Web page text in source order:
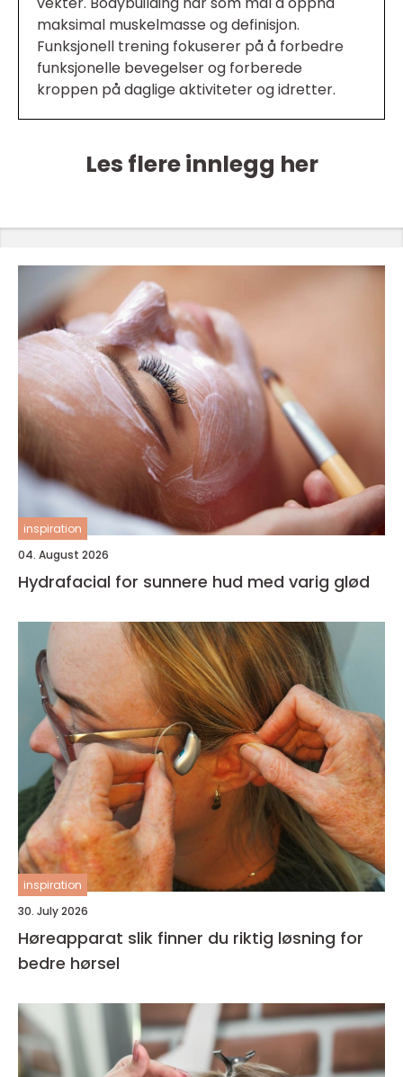
maksimal muskelmasse og definisjon.
Funksjonell trening fokuserer på å forbedre
funksjonelle bevegelser og forberede
kroppen på daglige aktiviteter og idretter.
Les flere innlegg her
inspiration
04. August 2026
Hydrafacial for sunnere hud med varig glød
inspiration
30. July 2026
Høreapparat slik finner du riktig løsning for
bedre hørsel